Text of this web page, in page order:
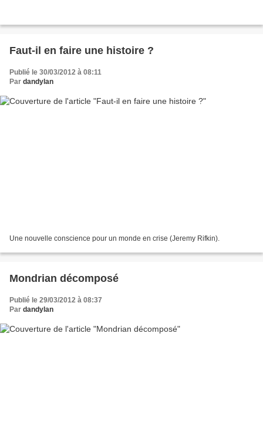
Faut-il en faire une histoire ?
Publié le 30/03/2012 à 08:11
Par dandylan
Une nouvelle conscience pour un monde en crise (Jeremy Rifkin).
Mondrian décomposé
Publié le 29/03/2012 à 08:37
Par dandylan